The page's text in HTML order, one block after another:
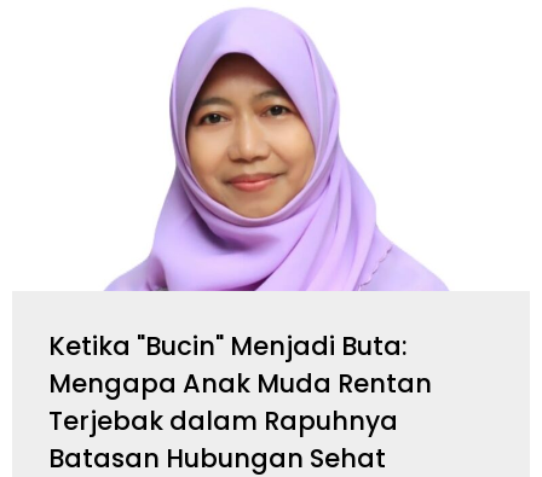
Ketika "Bucin" Menjadi Buta:
Mengapa Anak Muda Rentan
Terjebak dalam Rapuhnya
Batasan Hubungan Sehat